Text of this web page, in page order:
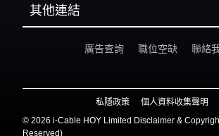
其他連結
廣告查詢 職位空缺 聯絡
私隱政策
個人資料收集聲明
© 2026 i-Cable HOY Limited Disclaimer &
Reserved)